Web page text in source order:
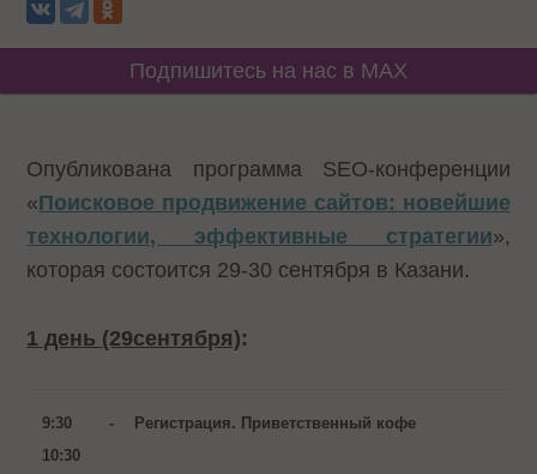
Подпишитесь на нас в MAX
Опубликована программа SEO-конференции
«Поисковое продвижение сайтов: новейшие
технологии, эффективные стратегии»,
которая состоится 29-30 сентября в Казани.
1 день (29сентября):
9:30 -
10:30
Регистрация. Приветственный кофе